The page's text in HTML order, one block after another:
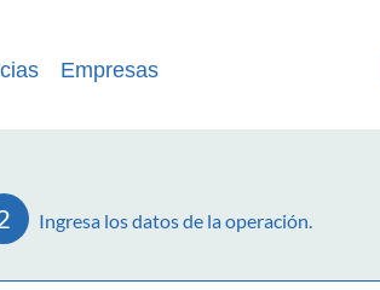
Empresas
Ingresa los datos de la operación.